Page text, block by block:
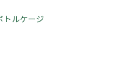
トルケージ